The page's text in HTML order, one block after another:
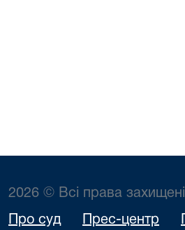
2026 © Всі права захищені
Про суд Прес-центр